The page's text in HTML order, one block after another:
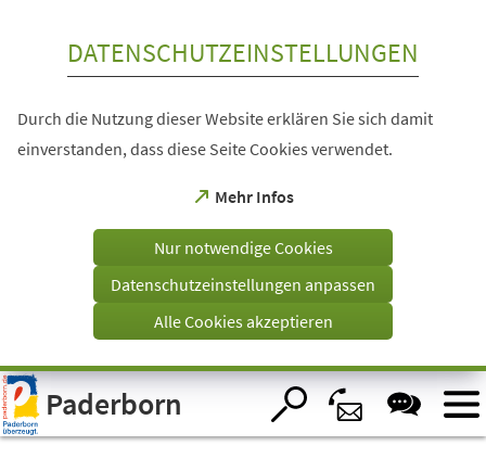
Visuelle
Assistenzsoftware
öffnen.
DATENSCHUTZEINSTELLUNGEN
Durch die Nutzung dieser Website erklären Sie sich damit
einverstanden, dass diese Seite Cookies verwendet.
Mehr Infos
(Öffnet
einem
Tab)
Nur notwendige Cookies
Datenschutzeinstellungen anpassen
Alle Cookies akzeptieren
Paderborn